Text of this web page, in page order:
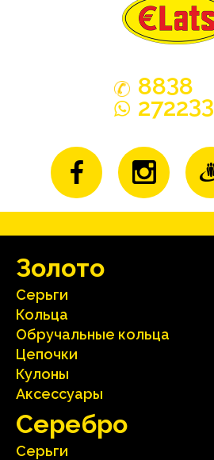
8838
272233
Зoлoтo
Серьги
Кольца
Oбручальные кольца
Цепочки
Кулоны
Аксесcуары
Серебрo
Серьги